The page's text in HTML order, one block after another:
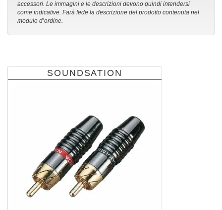
accessori. Le immagini e le descrizioni devono quindi intendersi
come indicative. Farà fede la descrizione del prodotto contenuta nel
modulo d’ordine.
SOUNDSATION